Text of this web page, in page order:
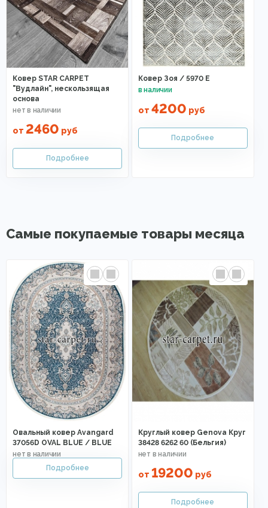
Ковер STAR CARPET
"Вудлайн", нескользящая
основа
от 2460 руб
Ковер Зоя / 5970 E
от 4200 руб
Самые покупаемые товары месяца
Овальный ковер Avangard
37056D OVAL BLUE / BLUE
Круглый ковер Genova Круг
38428 6262 60 (Бельгия)
от 19200 руб